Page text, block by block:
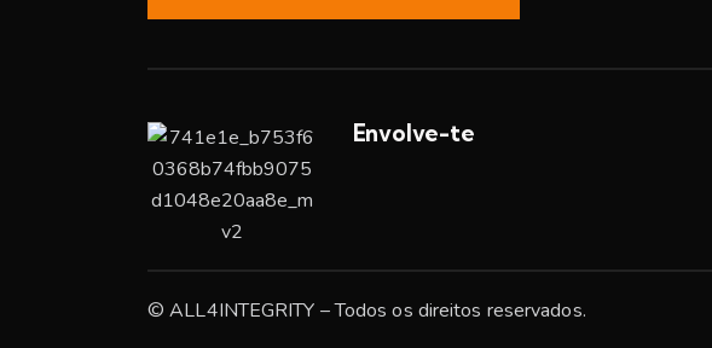
Envolve-te
© ALL4INTEGRITY – Todos os direitos reservados.